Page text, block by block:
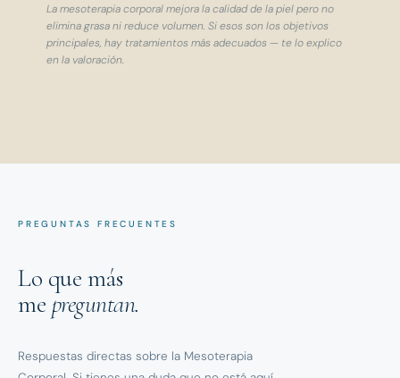
La mesoterapia corporal mejora la calidad de la piel pero no
elimina grasa ni reduce volumen. Si esos son los objetivos
principales, hay tratamientos más adecuados — te lo explico
en la valoración.
PREGUNTAS FRECUENTES
Lo que más
me preguntan.
Respuestas directas sobre la Mesoterapia